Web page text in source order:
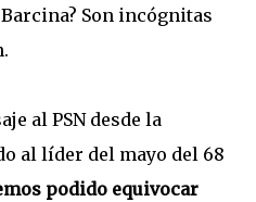
Son incógnitas
al PSN desde la
al líder del mayo del 68
podido equivocar